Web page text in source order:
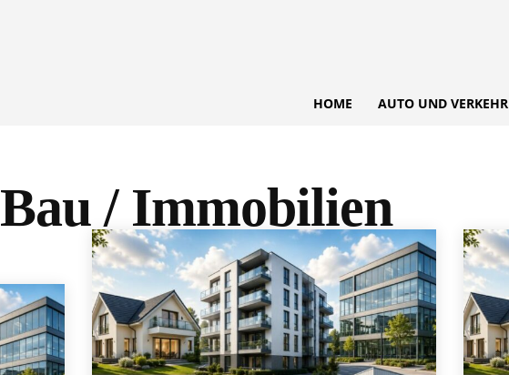
HOME AUTO UND VERKEHR
Bau / Immobilien